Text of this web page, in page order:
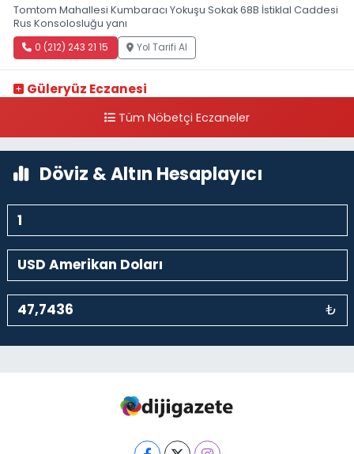
Tomtom Mahallesi Kumbaracı Yokuşu Sokak 68B İstiklal Caddesi
Rus Konsolosluğu yanı
0 (212) 243 21 15 Yol Tarifi Al
Güleryüz Eczanesi
kalaycıbahçe Meydana DoğruTüm Nöbetçi Eczaneler
Döviz & Altın Hesaplayıcı
₺